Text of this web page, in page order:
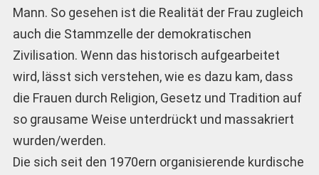
Mann. So gesehen ist die Realität der Frau zugleich
auch die Stammzelle der demokratischen
Zivilisation. Wenn das historisch aufgearbeitet
wird, lässt sich verstehen, wie es dazu kam, dass
die Frauen durch Religion, Gesetz und Tradition auf
so grausame Weise unterdrückt und massakriert
wurden/werden.
Die sich seit den 1970ern organisierende kurdische